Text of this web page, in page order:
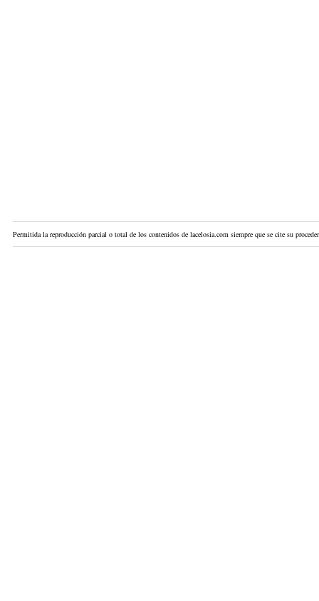
Permitida la reproducción parcial o total de los contenidos de lacelosia.com siempre que se cite su